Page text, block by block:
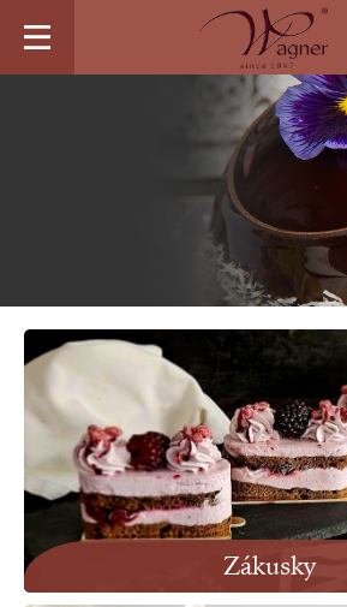
navigation
Back
to
top
Zákusky